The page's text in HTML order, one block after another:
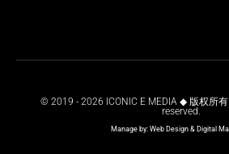
© 2019 - 2026 ICONIC E MEDIA ◆ 版权所
reserved.
Manage by: Web Design & Digital